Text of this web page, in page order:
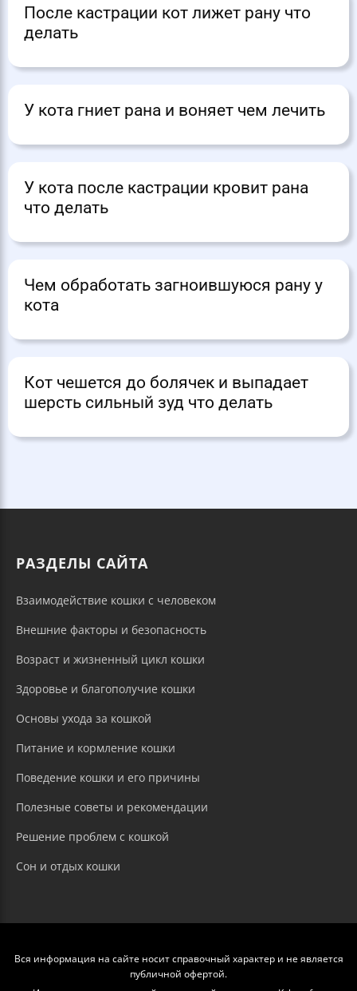
После кастрации кот лижет рану что
делать
У кота гниет рана и воняет чем лечить
У кота после кастрации кровит рана
что делать
Чем обработать загноившуюся рану у
кота
Кот чешется до болячек и выпадает
шерсть сильный зуд что делать
РАЗДЕЛЫ САЙТА
Взаимодействие кошки с человеком
Внешние факторы и безопасность
Возраст и жизненный цикл кошки
Здоровье и благополучие кошки
Основы ухода за кошкой
Питание и кормление кошки
Поведение кошки и его причины
Полезные советы и рекомендации
Решение проблем с кошкой
Сон и отдых кошки
Вся информация на сайте носит справочный характер и не является
публичной офертой.